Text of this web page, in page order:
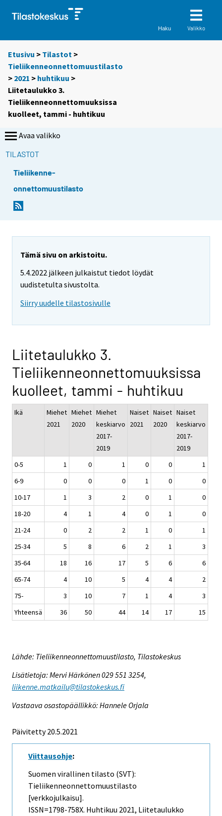
Haku Valikko
Etusivu > Tilastot >
Tieliikenneonnettomuustilasto
> 2021 > huhtikuu >
Liitetaulukko 3.
Tieliikenneonnettomuuksissa
kuolleet, tammi - huhtikuu
Avaa valikko
TILASTOT
Tieliikenne-
onnettomuustilasto
Tämä sivu on arkistoitu.
5.4.2022 jälkeen julkaistut tiedot löydät
uudistetulta sivustolta.
Siirry uudelle tilastosivulle
Liitetaulukko 3.
Tieliikenneonnettomuuksissa
kuolleet, tammi - huhtikuu
Ikä
Miehet
2021
Miehet
2020
Miehet
keskiarvo
2017-
2019
Naiset
2021
Naiset
2020
Naiset
keskiarvo
2017-
2019
0-5
1 0 1 0 0
1
6-9
0 0 0 1 0
0
10-17
1 3 2 0 1
0
18-20
4 1 4 0 1
0
21-24
0 2 2 1 0
1
25-34
5 8 6 2 1
3
35-64
18 16 17 5 6
6
65-74
4 10 5 4 4
2
75-
3 10 7 1 4
3
Yhteensä
36 50 44 14 17 15
Lähde: Tieliikenneonnettomuustilasto, Tilastokeskus
Lisätietoja: Mervi Härkönen 029 551 3254,
liikenne.matkailu@tilastokeskus.fi
Vastaava osastopäällikkö: Hannele Orjala
Päivitetty 20.5.2021
Viittausohje:
Suomen virallinen tilasto (SVT):
Tieliikenneonnettomuustilasto
[verkkojulkaisu].
ISSN=1798-758X. Huhtikuu 2021, Liitetaulukko